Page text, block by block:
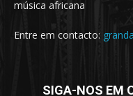
música africana
Entre em contacto:
SIGA-NOS EM